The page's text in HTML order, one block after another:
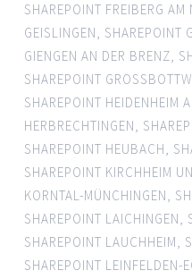
SHAREPOINT FREIBERG AM
GEISLINGEN, SHAREPOINT
GIENGEN AN DER BRENZ,
SHAREPOINT
SHAREPOINT HEIDENHEIM
HERBRECHTINGEN,
SHAREPOINT HEUBACH,
SHAREPOINT KIRCHHEIM
KORNTAL-MÜNCHINGEN,
SHAREPOINT LAICHINGEN,
SHAREPOINT LAUCHHEIM,
SHAREPOINT LEINFELDEN-